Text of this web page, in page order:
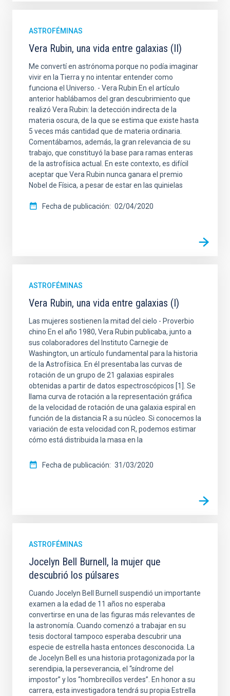
ASTROFÉMINAS
Vera Rubin, una vida entre galaxias (II)
Me convertí en astrónoma porque no podía imaginar
vivir en la Tierra y no intentar entender como
funciona el Universo. - Vera Rubin En el artículo
anterior hablábamos del gran descubrimiento que
realizó Vera Rubin: la detección indirecta de la
materia oscura, de la que se estima que existe hasta
5 veces más cantidad que de materia ordinaria.
Comentábamos, además, la gran relevancia de su
trabajo, que constituyó la base para ramas enteras
de la astrofísica actual. En este contexto, es difícil
aceptar que Vera Rubin nunca ganara el premio
Nobel de Física, a pesar de estar en las quinielas
Fecha de publicación 02/04/2020
ASTROFÉMINAS
Vera Rubin, una vida entre galaxias (I)
Las mujeres sostienen la mitad del cielo - Proverbio
chino En el año 1980, Vera Rubin publicaba, junto a
sus colaboradores del Instituto Carnegie de
Washington, un artículo fundamental para la historia
de la Astrofísica. En él presentaba las curvas de
rotación de un grupo de 21 galaxias espirales
obtenidas a partir de datos espectroscópicos [1]. Se
llama curva de rotación a la representación gráfica
de la velocidad de rotación de una galaxia espiral en
función de la distancia R a su núcleo. Si conocemos la
variación de esta velocidad con R, podemos estimar
cómo está distribuida la masa en la
Fecha de publicación 31/03/2020
ASTROFÉMINAS
Jocelyn Bell Burnell, la mujer que
descubrió los púlsares
Cuando Jocelyn Bell Burnell suspendió un importante
examen a la edad de 11 años no esperaba
convertirse en una de las figuras más relevantes de
la astronomía. Cuando comenzó a trabajar en su
tesis doctoral tampoco esperaba descubrir una
especie de estrella hasta entonces desconocida. La
de Jocelyn Bell es una historia protagonizada por la
serendipia, la perseverancia, el “síndrome del
impostor” y los “hombrecillos verdes”. En honor a su
carrera, esta investigadora tendrá su propia Estrella